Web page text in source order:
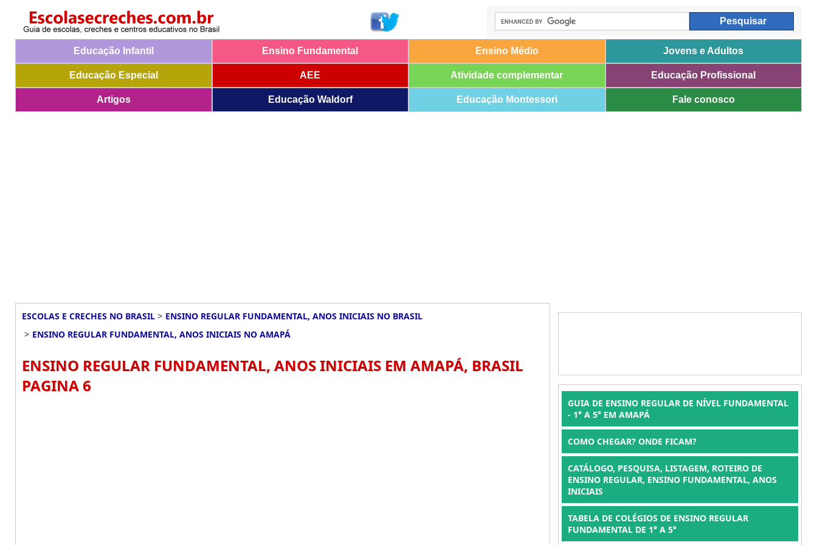
Educação Infantil Ensino Fundamental Ensino Médio Jovens e Adultos
Educação Especial AEE Atividade complementar Educação Profissional
Artigos Educação Waldorf Educação Montessori Fale conosco
ESCOLAS E CRECHES NO BRASIL > ENSINO REGULAR FUNDAMENTAL, ANOS INICIAIS NO BRASIL
> ENSINO REGULAR FUNDAMENTAL, ANOS INICIAIS NO AMAPÁ
ENSINO REGULAR FUNDAMENTAL, ANOS INICIAIS EM AMAPÁ, BRASIL
PAGINA 6
GUIA DE ENSINO REGULAR DE NÍVEL FUNDAMENTAL
- 1° A 5° EM AMAPÁ
COMO CHEGAR? ONDE FICAM?
CATÁLOGO, PESQUISA, LISTAGEM, ROTEIRO DE
ENSINO REGULAR, ENSINO FUNDAMENTAL, ANOS
INICIAIS
TABELA DE COLÉGIOS DE ENSINO REGULAR
FUNDAMENTAL DE 1° A 5°